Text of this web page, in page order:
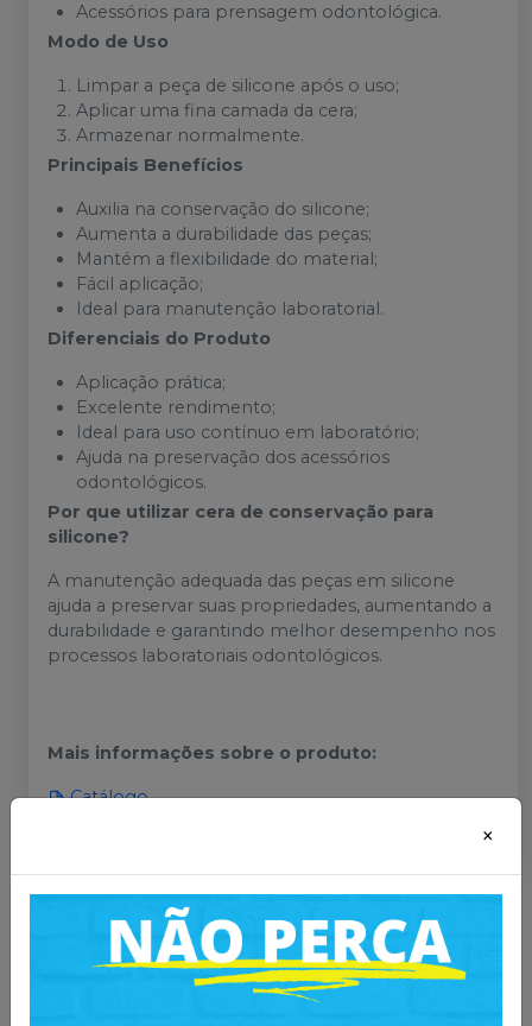
Acessórios para prensagem odontológica.
Modo de Uso
Limpar a peça de silicone após o uso;
Aplicar uma fina camada da cera;
Armazenar normalmente.
Principais Benefícios
Auxilia na conservação do silicone;
Aumenta a durabilidade das peças;
Mantém a flexibilidade do material;
Fácil aplicação;
Ideal para manutenção laboratorial.
Diferenciais do Produto
Aplicação prática;
Excelente rendimento;
Ideal para uso contínuo em laboratório;
Ajuda na preservação dos acessórios
odontológicos.
Por que utilizar cera de conservação para
silicone?
A manutenção adequada das peças em silicone
ajuda a preservar suas propriedades, aumentando a
durabilidade e garantindo melhor desempenho nos
processos laboratoriais odontológicos.
Mais informações sobre o produto:
Catálogo
Você também pode gostar
desses
×